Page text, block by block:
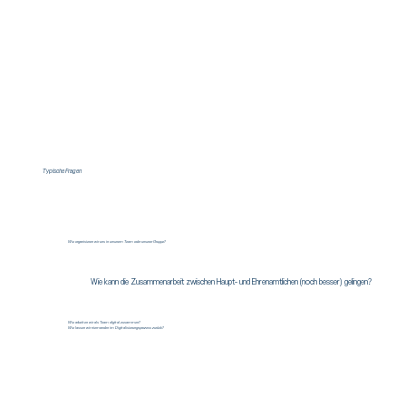
Typische Fragen
Wie organisieren wir uns in unserem Team oder unserer Gruppe?
Wie kann die Zusammenarbeit zwischen Haupt- und Ehrenamtlichen (noch besser) gelingen?
Wie arbeiten wir als Team digital zusammen?
Wie lassen wir niemanden im Digitalisierungsprozess zurück?